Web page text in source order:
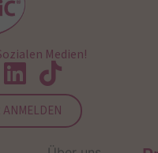
Medien!